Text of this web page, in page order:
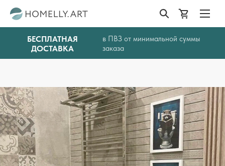
БЕСПЛАТНАЯ
ДОСТАВКА
в ПВЗ от минимальной суммы
заказа